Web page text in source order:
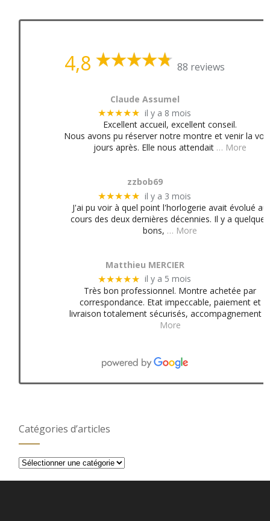
4,8 88 reviews
Claude Assumel
★★★★★ il y a 8 mois
Excellent accueil, excellent conseil.
Nous avons pu réserver notre montre et venir la
jours après. Elle nous attendait … More
zzbob69
★★★★★ il y a 3 mois
J'ai pu voir à quel point l'horlogerie avait évolué au
cours des deux dernières décennies. Il y a quelques
bons, … More
Matthieu MERCIER
★★★★★ il y a 5 mois
Très bon professionnel. Montre achetée par
correspondance. Etat impeccable, paiement et
livraison totalement sécurisés, accompagnement
More
Catégories d’articles
Catégories